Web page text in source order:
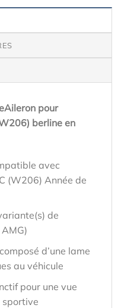
pour
berline en
avec
(W206) Année de
de
d’une lame
au véhicule
pour une vue